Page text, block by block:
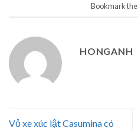
Bookmark the
HONGANH
Vỏ xe xúc lật Casumina có